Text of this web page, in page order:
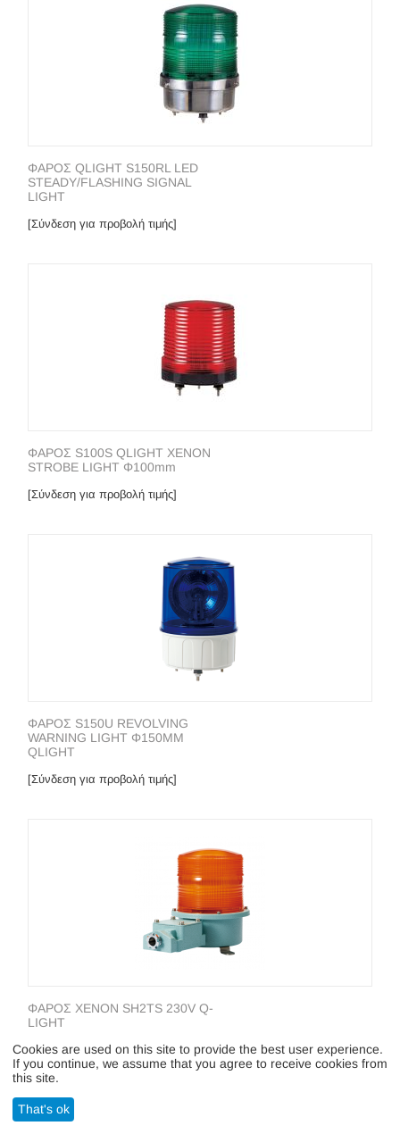
ΦΑΡΟΣ QLIGHT S150RL LED
STEADY/FLASHING SIGNAL
LIGHT
[Σύνδεση για προβολή τιμής]
ΦΑΡΟΣ S100S QLIGHT XENON
STROBE LIGHT Φ100mm
[Σύνδεση για προβολή τιμής]
ΦΑΡΟΣ S150U REVOLVING
WARNING LIGHT Φ150ΜΜ
QLIGHT
[Σύνδεση για προβολή τιμής]
ΦΑΡΟΣ XENON SH2TS 230V Q-
LIGHT
[Σύνδεση για προβολή τιμής]
Cookies are used on this site to provide the best user experience.
If you continue, we assume that you agree to receive cookies from
this site.
That's ok